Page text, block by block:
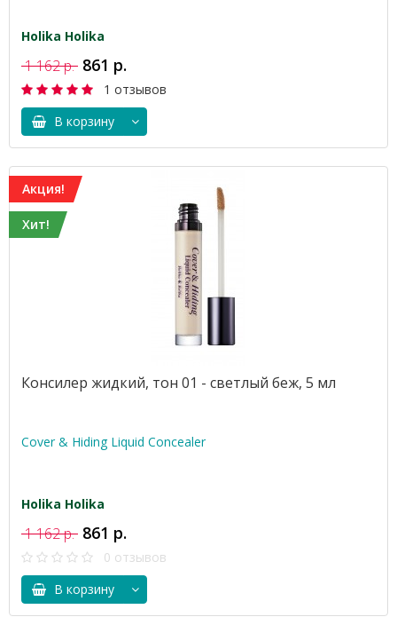
Holika Holika
1 162 р. 861 р.
1 отзывов
В корзину
Акция!
Хит!
Консилер жидкий, тон 01 - светлый беж, 5 мл
Cover & Hiding Liquid Concealer
Holika Holika
1 162 р. 861 р.
0 отзывов
В корзину